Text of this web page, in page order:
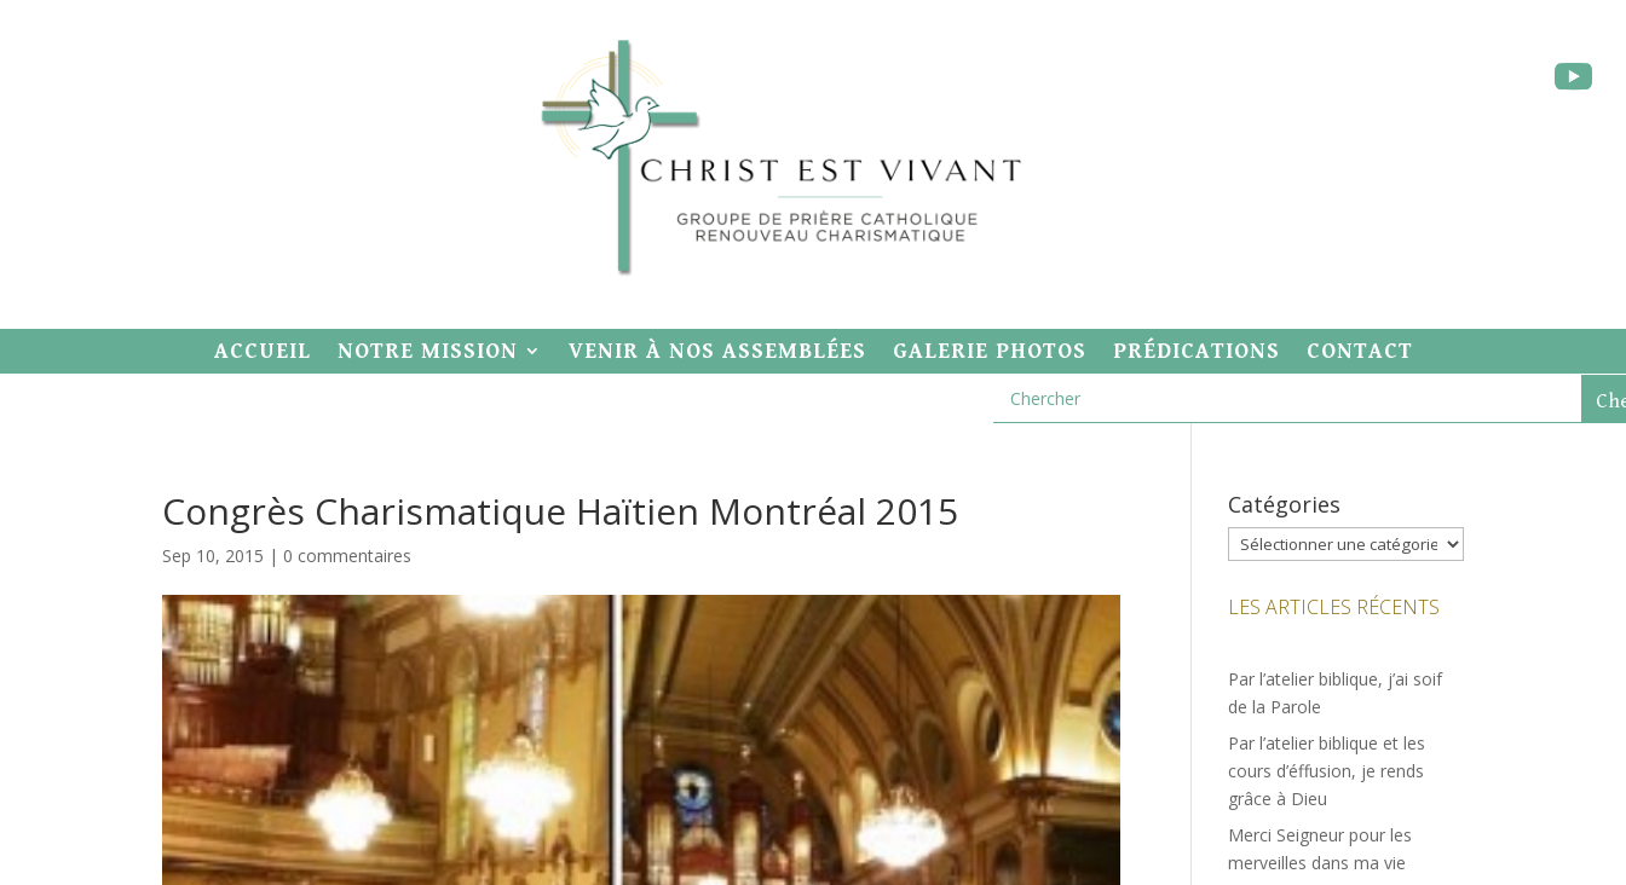
ACCUEIL NOTRE MISSION VENIR À NOS ASSEMBLÉES GALERIE PHOTOS PRÉDICATIONS CONTACT
Congrès Charismatique Haïtien Montréal 2015
Sep 10, 2015 | 0 commentaires
Catégories
Catégories
LES ARTICLES RÉCENTS
Par l’atelier biblique, j’ai soif
de la Parole
Par l’atelier biblique et les
cours d’éffusion, je rends
grâce à Dieu
Merci Seigneur pour les
merveilles dans ma vie